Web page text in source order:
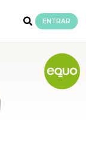
ENTRAR